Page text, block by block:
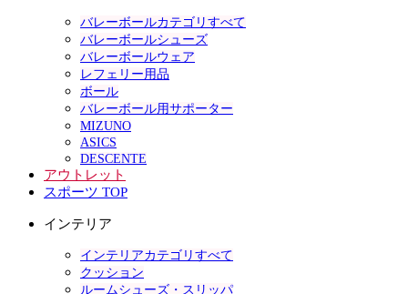
バレーボールカテゴリすべて
バレーボールシューズ
バレーボールウェア
レフェリー用品
ボール
バレーボール用サポーター
MIZUNO
ASICS
DESCENTE
アウトレット
スポーツ TOP
インテリア
インテリアカテゴリすべて
クッション
ルームシューズ・スリッパ